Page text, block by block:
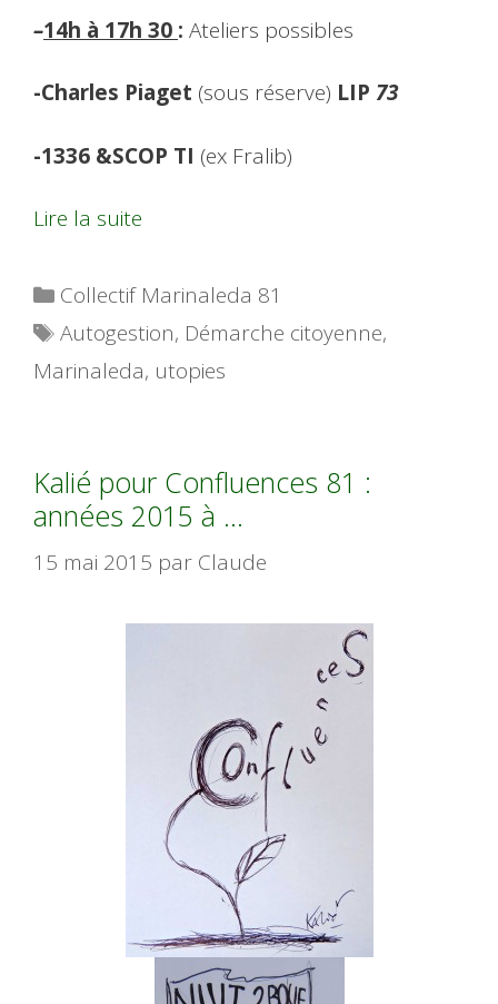
–14h à 17h 30 : Ateliers possibles
-Charles Piaget (sous réserve) LIP 73
-1336 &SCOP TI (ex Fralib)
Lire la suite
Catégories
Collectif Marinaleda 81
Étiquettes
Autogestion, Démarche citoyenne,
Marinaleda, utopies
Kalié pour Confluences 81 :
années 2015 à …
15 mai 2015 par Claude